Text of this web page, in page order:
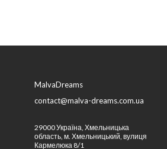
MalvaDreams
contact@malva-dreams.com.ua
29000 Україна, Хмельницька
область, м. Хмельницький, вулиця
Кармелюка 8/1